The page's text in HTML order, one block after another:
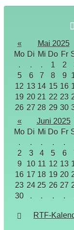
« Mai 2025
Mo Di Mi Do Fr
.
. . 1 2
5
6 7 8 9
12 13 14 15 16
19 20 21 22 23
26 27 28 29 30
«
Juni 2025
Mo Di Mi Do Fr
.
. . . .
2
3 4 5 6
9
10 11 12 13
16 17 18 19 20
23 24 25 26 27
30
. . . .
RTF-